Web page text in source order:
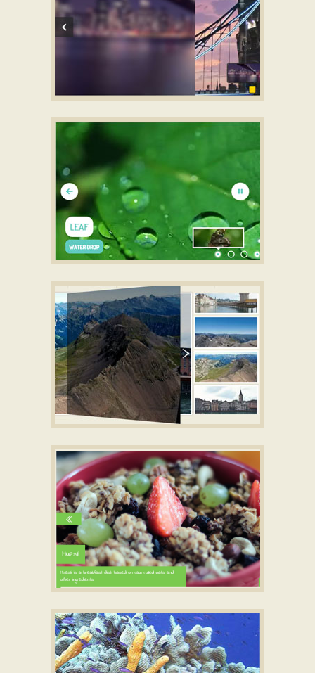
with Glass Parallax
Transition
with Parallax
Animation
gallery jquery
with Book Effect
responsive image gallery
with Collage
Transition
html5 slider